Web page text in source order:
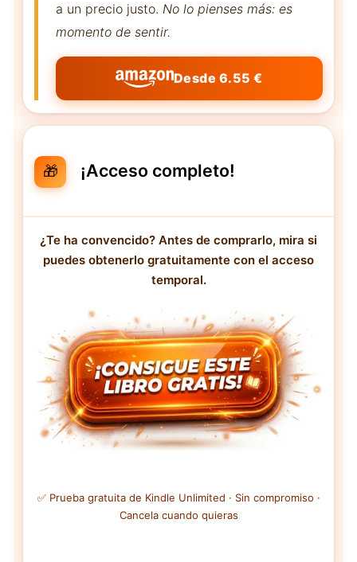
a un precio justo. No lo pienses más: es
momento de sentir.
Desde 6.55 €
🎁 ¡Acceso completo!
¿Te ha convencido? Antes de comprarlo, mira si
puedes obtenerlo gratuitamente con el acceso
temporal.
✅ Prueba gratuita de Kindle Unlimited · Sin compromiso ·
Cancela cuando quieras